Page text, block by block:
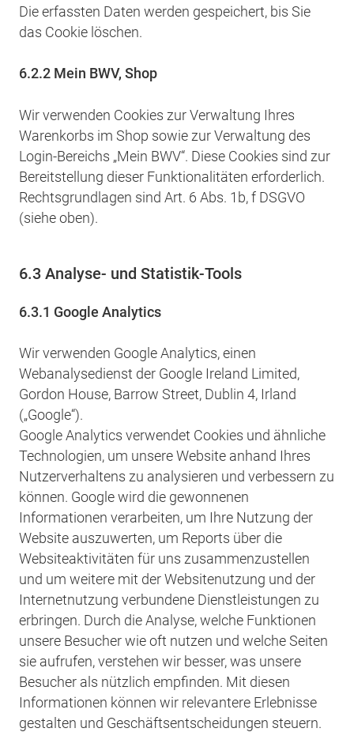
Die erfassten Daten werden gespeichert, bis Sie
das Cookie löschen.
6.2.2 Mein BWV, Shop
Wir verwenden Cookies zur Verwaltung Ihres
Warenkorbs im Shop sowie zur Verwaltung des
Login-Bereichs „Mein BWV“. Diese Cookies sind zur
Bereitstellung dieser Funktionalitäten erforderlich.
Rechtsgrundlagen sind Art. 6 Abs. 1b, f DSGVO
(siehe oben).
6.3 Analyse- und Statistik-Tools
6.3.1 Google Analytics
Wir verwenden Google Analytics, einen
Webanalysedienst der Google Ireland Limited,
Gordon House, Barrow Street, Dublin 4, Irland
(„Google“).
Google Analytics verwendet Cookies und ähnliche
Technologien, um unsere Website anhand Ihres
Nutzerverhaltens zu analysieren und verbessern zu
können. Google wird die gewonnenen
Informationen verarbeiten, um Ihre Nutzung der
Website auszuwerten, um Reports über die
Websiteaktivitäten für uns zusammenzustellen
und um weitere mit der Websitenutzung und der
Internetnutzung verbundene Dienstleistungen zu
erbringen. Durch die Analyse, welche Funktionen
unsere Besucher wie oft nutzen und welche Seiten
sie aufrufen, verstehen wir besser, was unsere
Besucher als nützlich empfinden. Mit diesen
Informationen können wir relevantere Erlebnisse
gestalten und Geschäftsentscheidungen steuern.